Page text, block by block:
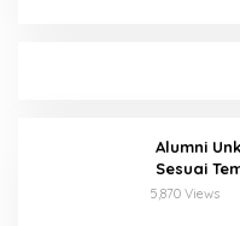
Alumni
Sesuai
5,870 Views